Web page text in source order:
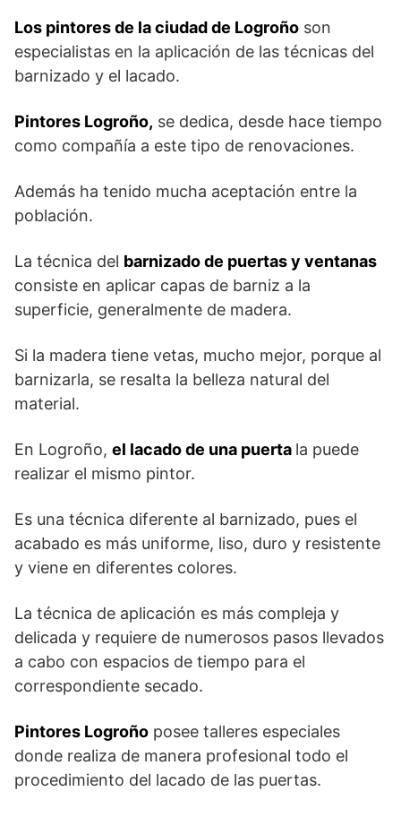
Los pintores de la ciudad de Logroño son
especialistas en la aplicación de las técnicas del
barnizado y el lacado.
Pintores Logroño, se dedica, desde hace tiempo
como compañía a este tipo de renovaciones.
Además ha tenido mucha aceptación entre la
población.
La técnica del barnizado de puertas y ventanas
consiste en aplicar capas de barniz a la
superficie, generalmente de madera.
Si la madera tiene vetas, mucho mejor, porque al
barnizarla, se resalta la belleza natural del
material.
En Logroño, el lacado de una puerta la puede
realizar el mismo pintor.
Es una técnica diferente al barnizado, pues el
acabado es más uniforme, liso, duro y resistente
y viene en diferentes colores.
La técnica de aplicación es más compleja y
delicada y requiere de numerosos pasos llevados
a cabo con espacios de tiempo para el
correspondiente secado.
Pintores Logroño posee talleres especiales
donde realiza de manera profesional todo el
procedimiento del lacado de las puertas.